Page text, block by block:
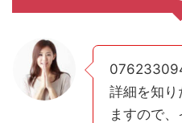
詳細を知り
ますので